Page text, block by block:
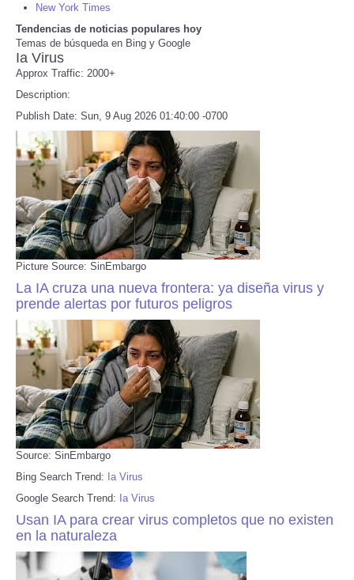
RobinsPost Store
Refund Policy
New York Times
Tendencias de noticias populares hoy
Temas de búsqueda en Bing y Google
Ia Virus
Approx Traffic: 2000+
Description:
Publish Date: Sun, 9 Aug 2026 01:40:00 -0700
Picture Source: SinEmbargo
La IA cruza una nueva frontera: ya diseña virus y
prende alertas por futuros peligros
Source: SinEmbargo
Bing Search Trend: Ia Virus
Google Search Trend: Ia Virus
Usan IA para crear virus completos que no existen
en la naturaleza